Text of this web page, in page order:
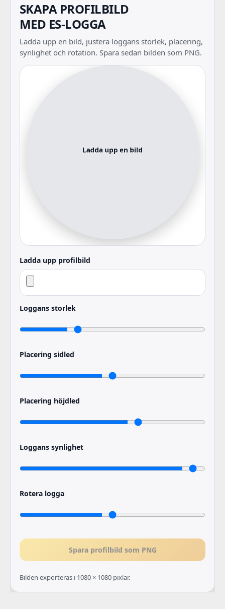
SKAPA PROFILBILD
MED ES-LOGGA
Ladda upp en bild, justera loggans storlek, placering,
synlighet och rotation. Spara sedan bilden som PNG.
Ladda upp profilbild
Loggans storlek
Placering sidled
Placering höjdled
Loggans synlighet
Rotera logga
Spara profilbild som PNG
Bilden exporteras i 1080 × 1080 pixlar.